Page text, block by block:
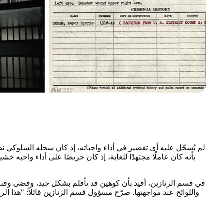
بأنه كان عاملًا مجتهدًا للغاية، إذ كان حريصًا على أداء واجبه
في قسم الزنازين، أفيد بأن كوهين قد تأقلم بشكل جيد، وقضى
واللوائح عند مواجهتها. صرّح مسؤول قسم الزنازين قائلاً: